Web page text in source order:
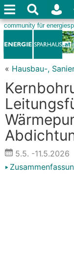
« Hausbau-,
5.5. -11.5.2026